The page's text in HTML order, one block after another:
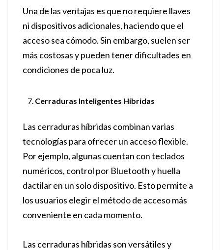
Una de las ventajas es que no requiere llaves
ni dispositivos adicionales, haciendo que el
acceso sea cómodo. Sin embargo, suelen ser
más costosas y pueden tener dificultades en
condiciones de poca luz.
Cerraduras Inteligentes Híbridas
Las cerraduras híbridas combinan varias
tecnologías para ofrecer un acceso flexible.
Por ejemplo, algunas cuentan con teclados
numéricos, control por Bluetooth y huella
dactilar en un solo dispositivo. Esto permite a
los usuarios elegir el método de acceso más
conveniente en cada momento.
Las cerraduras híbridas son versátiles y